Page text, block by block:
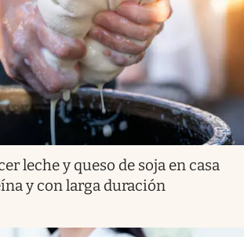
leche y queso de soja en casa
y con larga duración